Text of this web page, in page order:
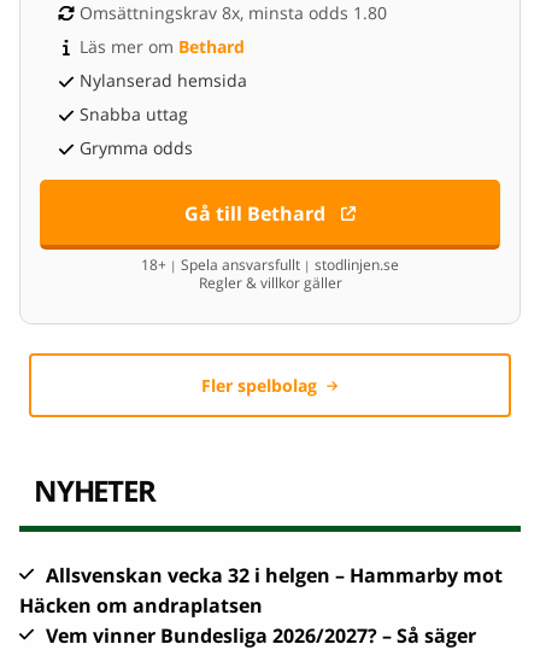
Omsättningskrav 8x, minsta odds 1.80
Läs mer om Bethard
Nylanserad hemsida
Snabba uttag
Grymma odds
Gå till Bethard
18+ | Spela ansvarsfullt | stodlinjen.se
Regler & villkor gäller
Fler spelbolag
NYHETER
Allsvenskan vecka 32 i helgen – Hammarby mot
Häcken om andraplatsen
Vem vinner Bundesliga 2026/2027? – Så säger